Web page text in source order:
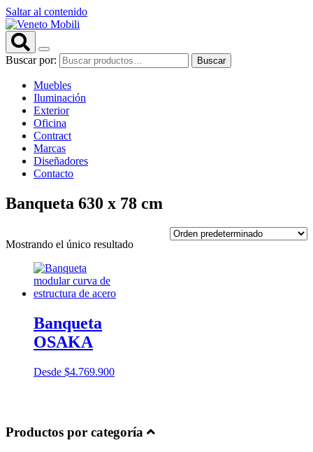
Saltar al contenido
Buscar por: Buscar
Muebles
Iluminación
Exterior
Oficina
Contract
Marcas
Diseñadores
Contacto
Banqueta 630 x 78 cm
Mostrando el único resultado
Banqueta
OSAKA
Desde $4.769.900
Productos por categoría